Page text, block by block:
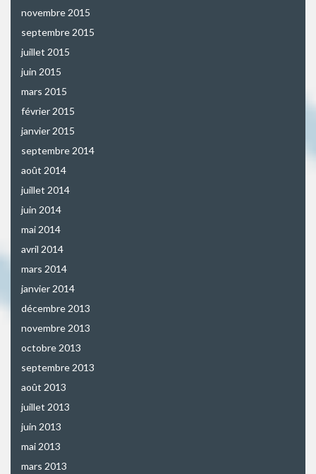
novembre 2015
septembre 2015
juillet 2015
juin 2015
mars 2015
février 2015
janvier 2015
septembre 2014
août 2014
juillet 2014
juin 2014
mai 2014
avril 2014
mars 2014
janvier 2014
décembre 2013
novembre 2013
octobre 2013
septembre 2013
août 2013
juillet 2013
juin 2013
mai 2013
mars 2013